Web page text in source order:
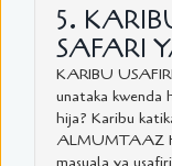
5.
SAFARI
KARIBU
unataka kwenda
hija? Karibu
ALMUMTAAZ